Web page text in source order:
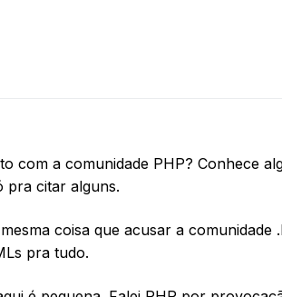
com a comunidade PHP? Conhece
pra citar alguns.
coisa que acusar a comunidade
pra tudo.